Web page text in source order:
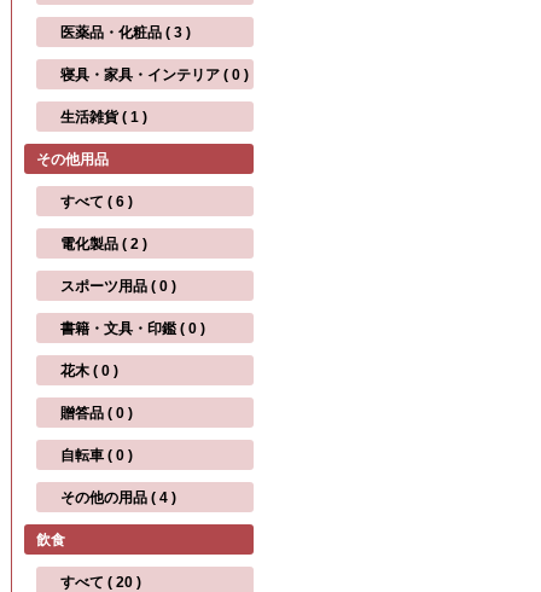
医薬品・化粧品 ( 3 )
寝具・家具・インテリア ( 0 )
生活雑貨 ( 1 )
その他用品
すべて ( 6 )
電化製品 ( 2 )
スポーツ用品 ( 0 )
書籍・文具・印鑑 ( 0 )
花木 ( 0 )
贈答品 ( 0 )
自転車 ( 0 )
その他の用品 ( 4 )
飲食
すべて ( 20 )